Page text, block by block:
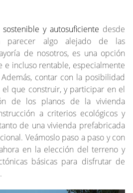
sostenible y autosuficiente desde
parecer algo alejado de las
de nosotros, es una opción
e incluso rentable, especialmente
contar con la posibilidad
que construir, y participar en el
de los planos de la vivienda
a criterios ecológicos y
de una vivienda prefabricada
Veámoslo paso a paso y con
en la elección del terreno y
básicas para disfrutar de